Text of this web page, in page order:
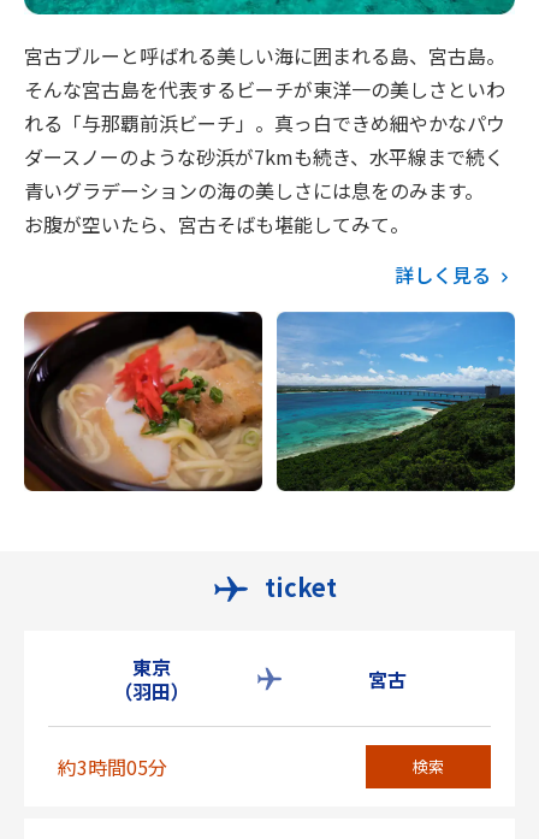
宮古ブルーと呼ばれる美しい海に囲まれる島、宮古島。
そんな宮古島を代表するビーチが東洋一の美しさといわ
れる「与那覇前浜ビーチ」。真っ白できめ細やかなパウ
ダースノーのような砂浜が7kmも続き、水平線まで続く
青いグラデーションの海の美しさには息をのみます。
お腹が空いたら、宮古そばも堪能してみて。
詳しく見る
ticket
東京
（羽田）
宮古
約3時間05分 検索